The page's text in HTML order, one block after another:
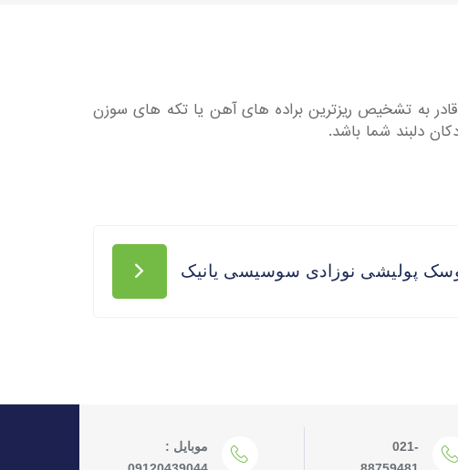
قادر به تشخیص ریزترین براده های آهن یا تکه های سوزن
دلبند شما باشد.
پولیشی نوزادی سوسیسی یانیک
021-
موبایل :